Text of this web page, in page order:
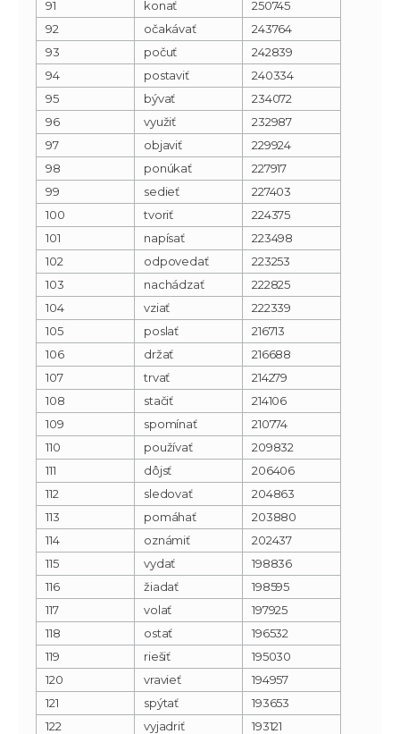
91 konať
250745
92
očakávať
243764
93
počuť
242839
94
postaviť
240334
95
bývať
234072
96
využiť
232987
97
objaviť
229924
98
ponúkať
227917
99
sedieť
227403
100
tvoriť
224375
101
napísať
223498
102
odpovedať
223253
103
nachádzať
222825
104
vziať
222339
105
poslať
216713
106
držať
216688
107
trvať
214279
108
stačiť
214106
109
spomínať
210774
110
používať
209832
111
dôjsť
206406
112
sledovať
204863
113
pomáhať
203880
114
oznámiť
202437
115
vydať
198836
116
žiadať
198595
117
volať
197925
118
ostať
196532
119
riešiť
195030
120
vravieť
194957
121
spýtať
193653
122
vyjadriť
193121